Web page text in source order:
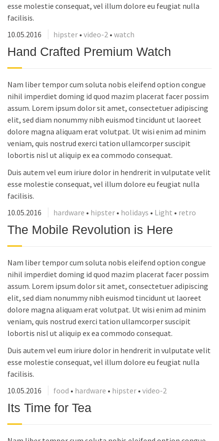
esse molestie consequat, vel illum dolore eu feugiat nulla
facilisis.
10.05.2016
hipster • video-2 • watch
Hand Crafted Premium Watch
Nam liber tempor cum soluta nobis eleifend option congue
nihil imperdiet doming id quod mazim placerat facer possim
assum. Lorem ipsum dolor sit amet, consectetuer adipiscing
elit, sed diam nonummy nibh euismod tincidunt ut laoreet
dolore magna aliquam erat volutpat. Ut wisi enim ad minim
veniam, quis nostrud exerci tation ullamcorper suscipit
lobortis nisl ut aliquip ex ea commodo consequat.
Duis autem vel eum iriure dolor in hendrerit in vulputate velit
esse molestie consequat, vel illum dolore eu feugiat nulla
facilisis.
10.05.2016
hardware • hipster • holidays • Light • retro
The Mobile Revolution is Here
Nam liber tempor cum soluta nobis eleifend option congue
nihil imperdiet doming id quod mazim placerat facer possim
assum. Lorem ipsum dolor sit amet, consectetuer adipiscing
elit, sed diam nonummy nibh euismod tincidunt ut laoreet
dolore magna aliquam erat volutpat. Ut wisi enim ad minim
veniam, quis nostrud exerci tation ullamcorper suscipit
lobortis nisl ut aliquip ex ea commodo consequat.
Duis autem vel eum iriure dolor in hendrerit in vulputate velit
esse molestie consequat, vel illum dolore eu feugiat nulla
facilisis.
10.05.2016
food • hardware • hipster • video-2
Its Time for Tea